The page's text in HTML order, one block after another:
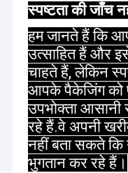
स्पष्टता की जाँच
हम जानते हैं कि
उत्साहित हैं और
चाहते हैं, लेकिन
आपके पैकेजिंग को
उपभोक्ता
रहे हैं.वे अपनी
नहीं बता सकते कि
भुगतान कर रहे हैं।